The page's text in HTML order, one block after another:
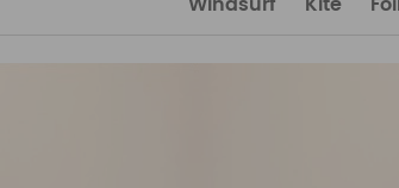
Windsurf Kite Foil